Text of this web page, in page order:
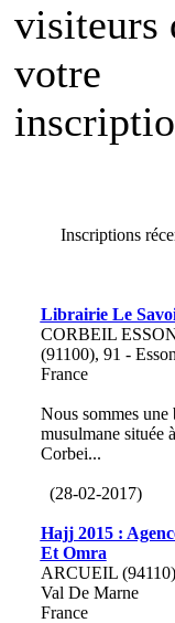
visiteurs
votre
Inscriptions
Librairie Le
CORBEIL
(91100), 91 -
France
Nous sommes une
musulmane située à
Corbei...
(28-02-2017)
Hajj 2015 :
Et Omra
ARCUEIL
Val De Marne
France